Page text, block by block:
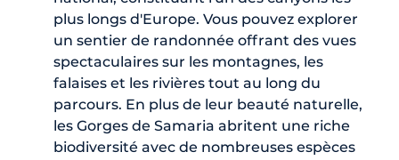
plus longs d'Europe. Vous pouvez explorer
un sentier de randonnée offrant des vues
spectaculaires sur les montagnes, les
falaises et les rivières tout au long du
parcours. En plus de leur beauté naturelle,
les Gorges de Samaria abritent une riche
biodiversité avec de nombreuses espèces